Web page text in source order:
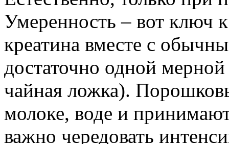
Умеренность – вот ключ
креатина вместе с
достаточно одной
чайная ложка).
молоке, воде и
важно чередовать